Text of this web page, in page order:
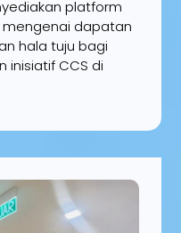
platform
dapatan
hala tuju bagi
inisiatif CCS di